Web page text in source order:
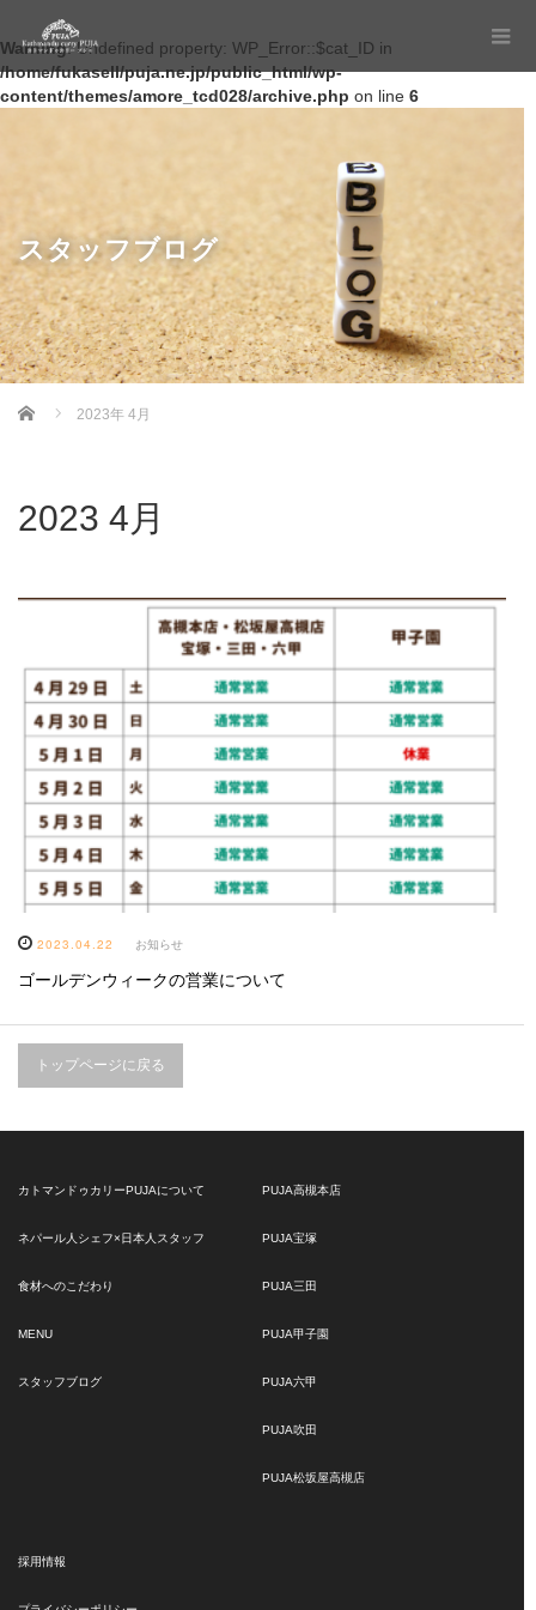
Warning: Undefined property: WP_Error::$cat_ID in
/home/fukasell/puja.ne.jp/public_html/wp-
content/themes/amore_tcd028/archive.php on line 6
スタッフブログ
Home 2023年 4月
2023 4月
2023.04.22 お知らせ
ゴールデンウィークの営業について
トップページに戻る
カトマンドゥカリーPUJAについて
ネパール人シェフ×日本人スタッフ
食材へのこだわり
MENU
スタッフブログ
PUJA高槻本店
PUJA宝塚
PUJA三田
PUJA甲子園
PUJA六甲
PUJA吹田
PUJA松坂屋高槻店
採用情報